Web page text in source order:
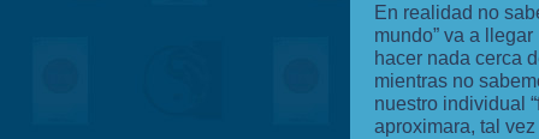
En realidad no
mundo” va a
hacer nada cerca
mientras no
nuestro individual
aproximara, tal